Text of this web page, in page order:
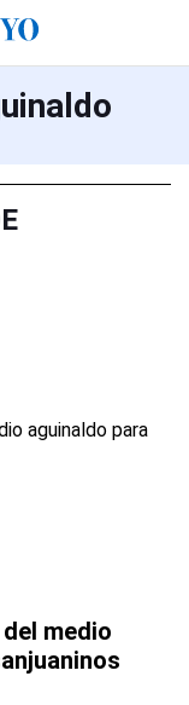
medio